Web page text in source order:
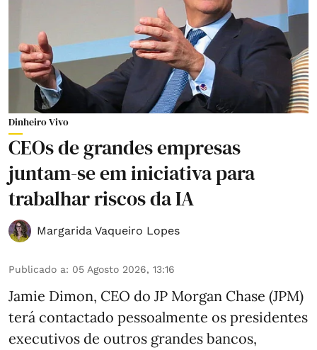
Dinheiro Vivo
CEOs de grandes empresas
juntam-se em iniciativa para
trabalhar riscos da IA
Margarida Vaqueiro Lopes
Publicado a: 05 Agosto 2026, 13:16
Jamie Dimon, CEO do JP Morgan Chase (JPM)
terá contactado pessoalmente os presidentes
executivos de outros grandes bancos,